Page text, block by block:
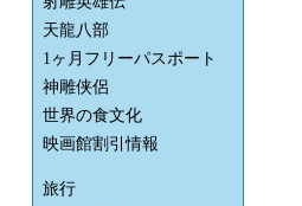
天龍八部
1ヶ月フリーパスポート
神雕侠侶
世界の食文化
映画館割引情報
旅行